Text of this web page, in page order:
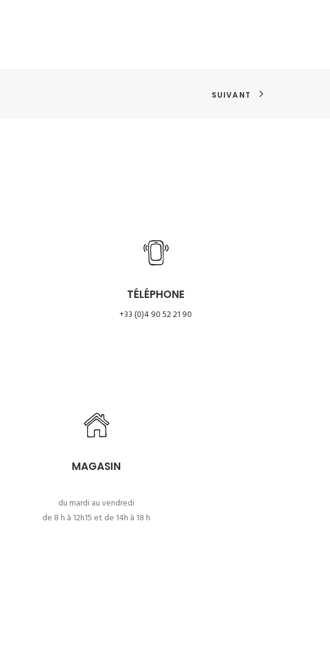
SUIVANT
TÉLÉPHONE
+33 (0)4 90 52 21 90
MAGASIN
du mardi au vendredi
de 8 h à 12h15 et de 14h à 18 h